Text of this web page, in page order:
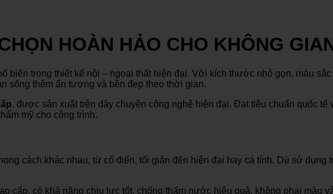
HOÀN HẢO CHO KHÔNG
biến trong thiết kế nội – ngoại thất hiện đại. Với kích thước nhỏ gọn, màu
sống thêm ấn tượng và bền đẹp theo thời gian.
, được sản xuất trên dây chuyền công nghệ hiện đại. Đạt tiêu chuẩn quốc
mỹ cho công trình.
cách khác nhau, từ cổ điển, tối giản đến hiện đại hay cá tính. Dù sử dụng
cấp, có khả năng chịu lực tốt, chống thấm nước hiệu quả, không phai màu